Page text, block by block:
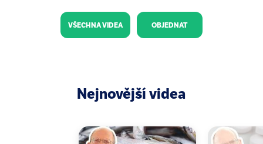
VŠECHNA VIDEA OBJEDNAT
Nejnovější videa